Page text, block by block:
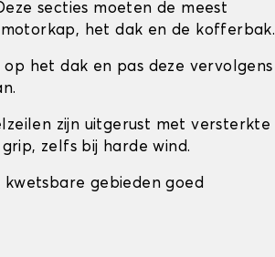
secties moeten de meest
het dak en de kofferbak.
het dak en pas deze vervolgens
zijn uitgerust met versterkte
zelfs bij harde wind.
gebieden goed